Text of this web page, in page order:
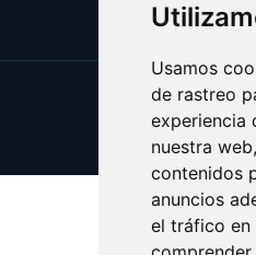
Usamos
de rastreo
experiencia
nuestra
contenidos
anuncios
el tráfico en
Update
Copyright ©